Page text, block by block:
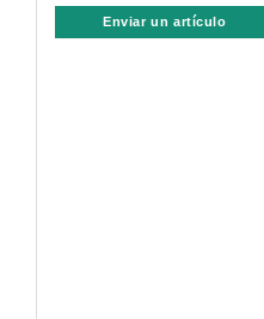
Enviar un artículo